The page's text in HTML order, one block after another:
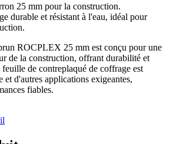
25 mm pour la construction.
durable et résistant à l'eau, idéal pour
ROCPLEX 25 mm est conçu pour une
de la construction, offrant durabilité et
feuille de contreplaqué de coffrage est
d'autres applications exigeantes,
fiables.